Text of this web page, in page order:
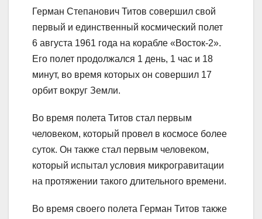
Герман Степанович Титов совершил свой
первый и единственный космический полет
6 августа 1961 года на корабле «Восток-2».
Его полет продолжался 1 день, 1 час и 18
минут, во время которых он совершил 17
орбит вокруг Земли.
Во время полета Титов стал первым
человеком, который провел в космосе более
суток. Он также стал первым человеком,
который испытал условия микрогравитации
на протяжении такого длительного времени.
Во время своего полета Герман Титов также